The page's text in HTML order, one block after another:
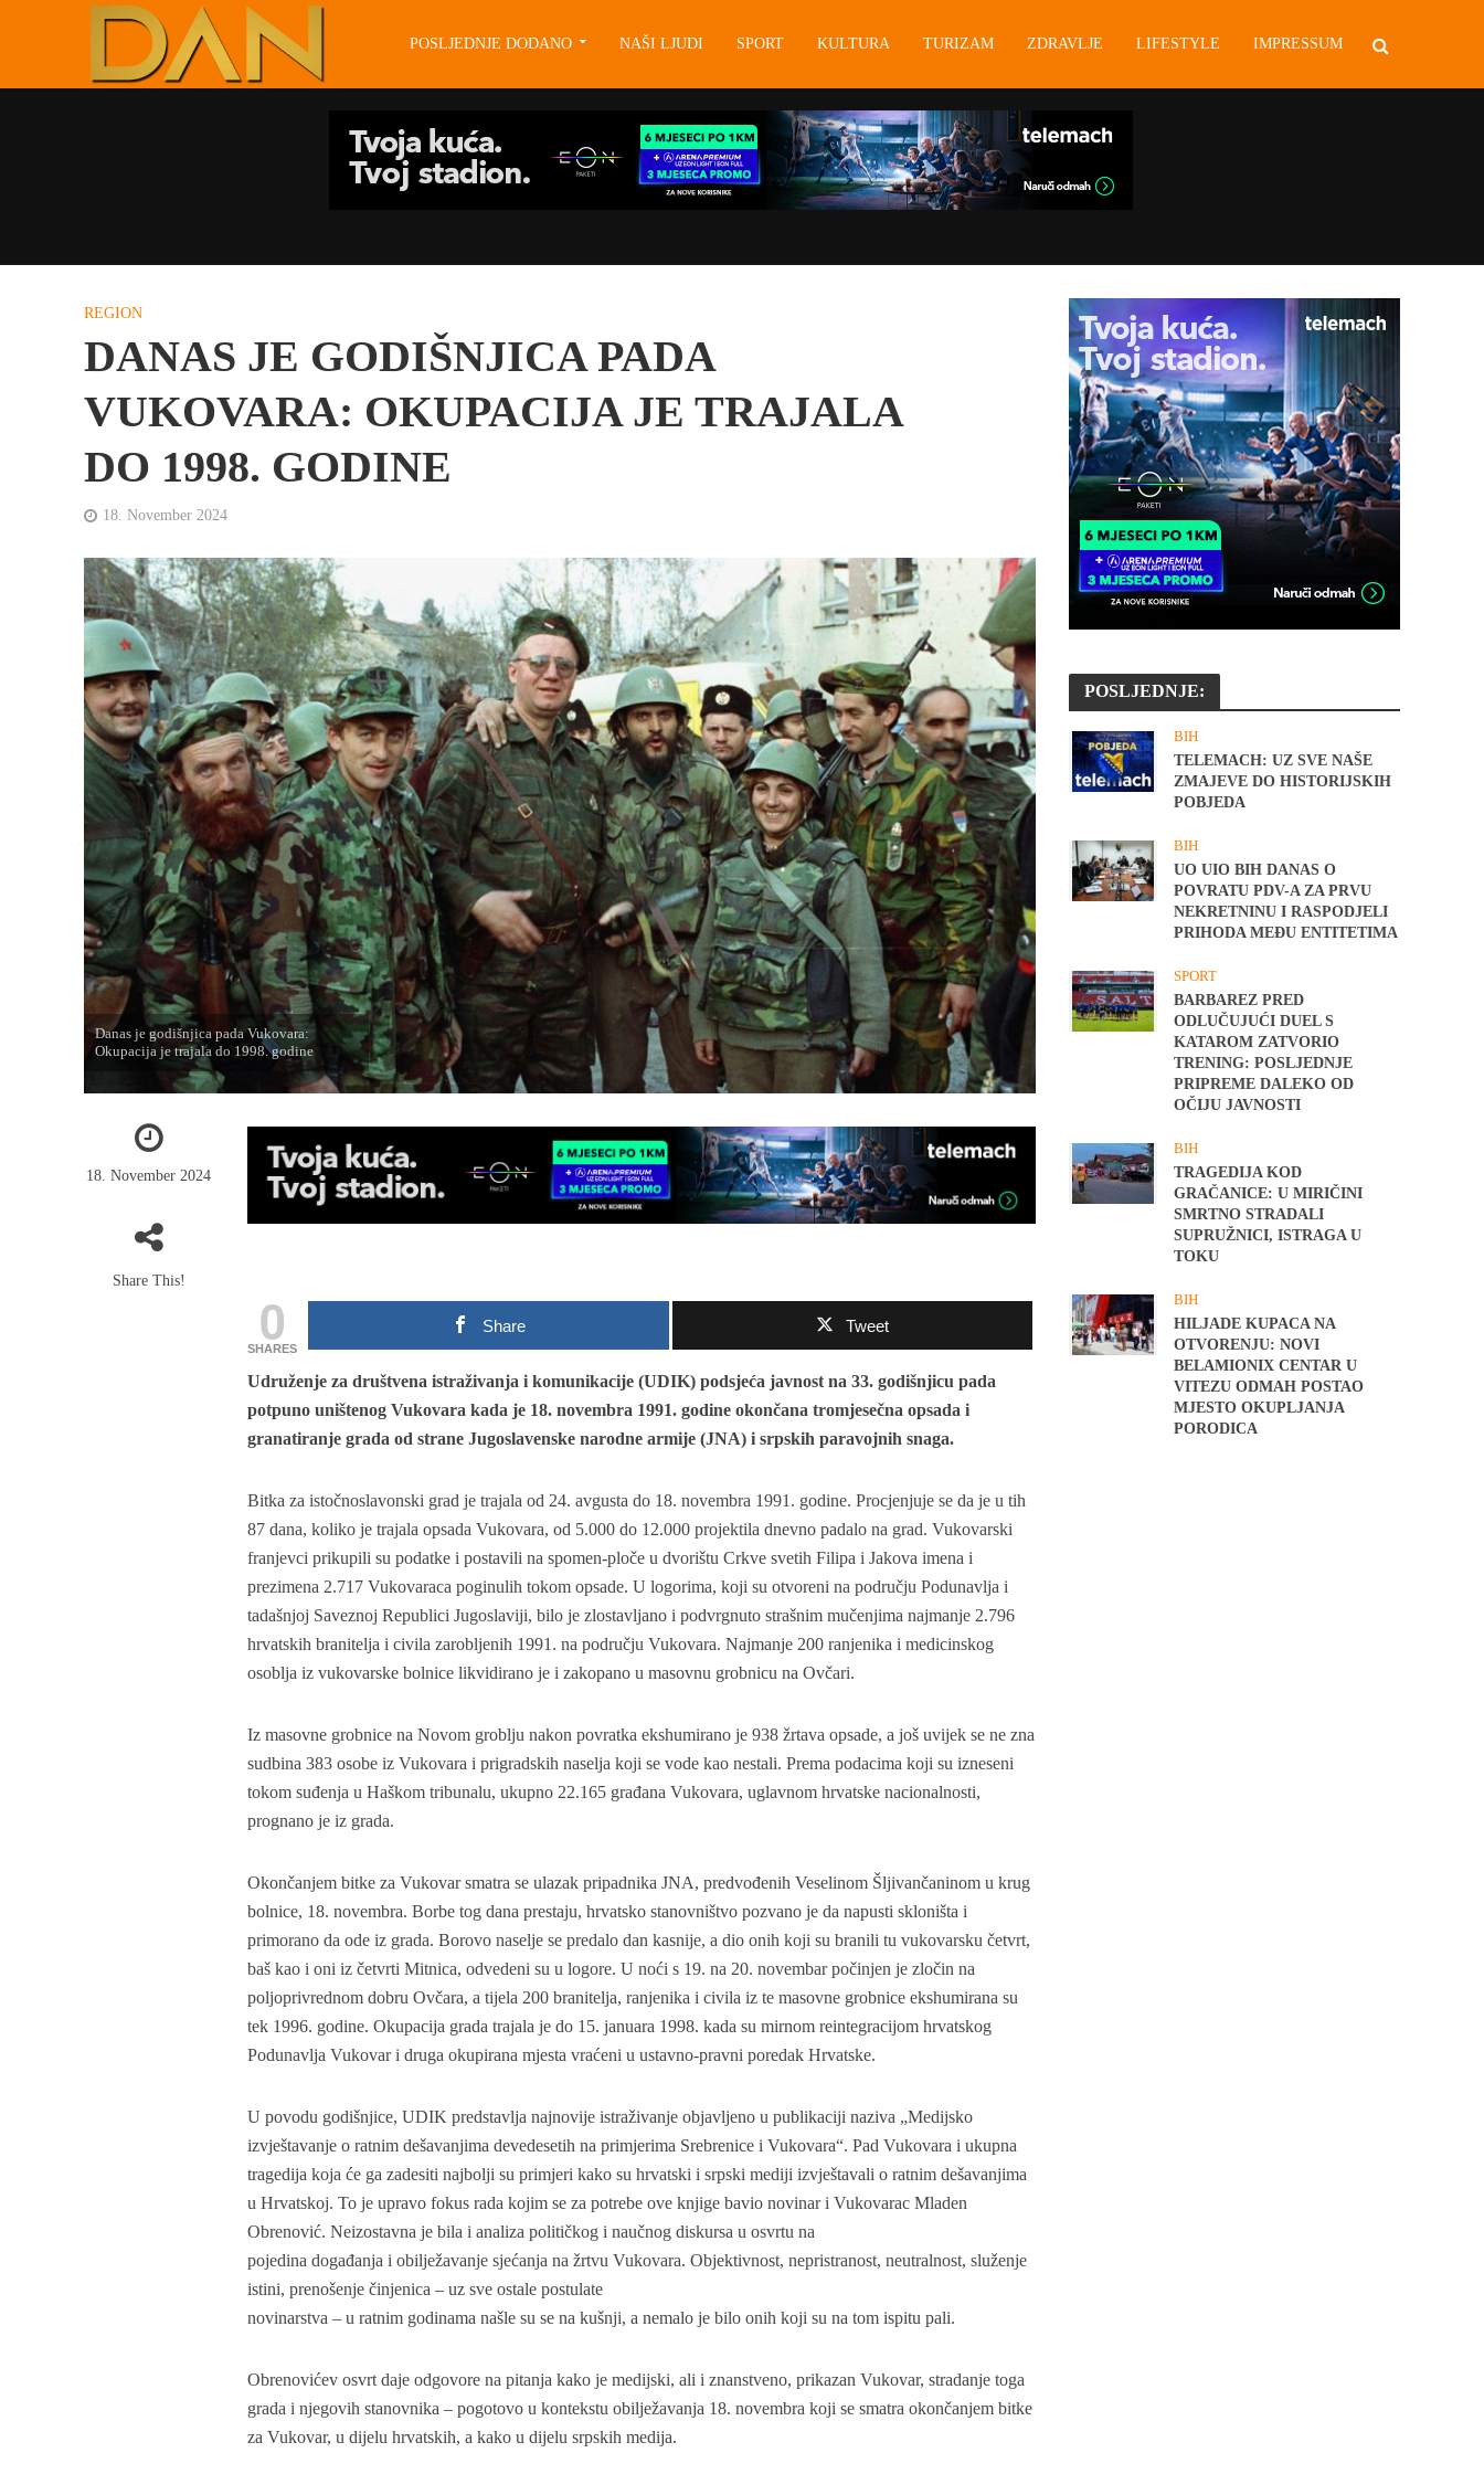
POSLJEDNJE DODANO NAŠI LJUDI SPORT KULTURA TURIZAM ZDRAVLJE LIFESTYLE IMPRESSUM
REGION
DANAS JE GODIŠNJICA PADA
VUKOVARA: OKUPACIJA JE TRAJALA
DO 1998. GODINE
18. November 2024
Danas je godišnjica pada Vukovara:
Okupacija je trajala do 1998. godine
18. November 2024
Share This!
0
SHARES
Share Tweet
Udruženje za društvena istraživanja i komunikacije (UDIK) podsjeća javnost na 33. godišnjicu pada
potpuno uništenog Vukovara kada je 18. novembra 1991. godine okončana tromjesečna opsada i
granatiranje grada od strane Jugoslavenske narodne armije (JNA) i srpskih paravojnih snaga.
Bitka za istočnoslavonski grad je trajala od 24. avgusta do 18. novembra 1991. godine. Procjenjuje se da je u tih
87 dana, koliko je trajala opsada Vukovara, od 5.000 do 12.000 projektila dnevno padalo na grad. Vukovarski
franjevci prikupili su podatke i postavili na spomen-ploče u dvorištu Crkve svetih Filipa i Jakova imena i
prezimena 2.717 Vukovaraca poginulih tokom opsade. U logorima, koji su otvoreni na području Podunavlja i
tadašnjoj Saveznoj Republici Jugoslaviji, bilo je zlostavljano i podvrgnuto strašnim mučenjima najmanje 2.796
hrvatskih branitelja i civila zarobljenih 1991. na području Vukovara. Najmanje 200 ranjenika i medicinskog
osoblja iz vukovarske bolnice likvidirano je i zakopano u masovnu grobnicu na Ovčari.
Iz masovne grobnice na Novom groblju nakon povratka ekshumirano je 938 žrtava opsade, a još uvijek se ne zna
sudbina 383 osobe iz Vukovara i prigradskih naselja koji se vode kao nestali. Prema podacima koji su izneseni
tokom suđenja u Haškom tribunalu, ukupno 22.165 građana Vukovara, uglavnom hrvatske nacionalnosti,
prognano je iz grada.
Okončanjem bitke za Vukovar smatra se ulazak pripadnika JNA, predvođenih Veselinom Šljivančaninom u krug
bolnice, 18. novembra. Borbe tog dana prestaju, hrvatsko stanovništvo pozvano je da napusti skloništa i
primorano da ode iz grada. Borovo naselje se predalo dan kasnije, a dio onih koji su branili tu vukovarsku četvrt,
baš kao i oni iz četvrti Mitnica, odvedeni su u logore. U noći s 19. na 20. novembar počinjen je zločin na
poljoprivrednom dobru Ovčara, a tijela 200 branitelja, ranjenika i civila iz te masovne grobnice ekshumirana su
tek 1996. godine. Okupacija grada trajala je do 15. januara 1998. kada su mirnom reintegracijom hrvatskog
Podunavlja Vukovar i druga okupirana mjesta vraćeni u ustavno-pravni poredak Hrvatske.
U povodu godišnjice, UDIK predstavlja najnovije istraživanje objavljeno u publikaciji naziva „Medijsko
izvještavanje o ratnim dešavanjima devedesetih na primjerima Srebrenice i Vukovara“. Pad Vukovara i ukupna
tragedija koja će ga zadesiti najbolji su primjeri kako su hrvatski i srpski mediji izvještavali o ratnim dešavanjima
u Hrvatskoj. To je upravo fokus rada kojim se za potrebe ove knjige bavio novinar i Vukovarac Mladen
Obrenović. Neizostavna je bila i analiza političkog i naučnog diskursa u osvrtu na
pojedina događanja i obilježavanje sjećanja na žrtvu Vukovara. Objektivnost, nepristranost, neutralnost, služenje
istini, prenošenje činjenica – uz sve ostale postulate
novinarstva – u ratnim godinama našle su se na kušnji, a nemalo je bilo onih koji su na tom ispitu pali.
Obrenovićev osvrt daje odgovore na pitanja kako je medijski, ali i znanstveno, prikazan Vukovar, stradanje toga
grada i njegovih stanovnika – pogotovo u kontekstu obilježavanja 18. novembra koji se smatra okončanjem bitke
za Vukovar, u dijelu hrvatskih, a kako u dijelu srpskih medija.
POSLJEDNJE:
BIH
TELEMACH: UZ SVE NAŠE
ZMAJEVE DO HISTORIJSKIH
POBJEDA
BIH
UO UIO BIH DANAS O
POVRATU PDV-A ZA PRVU
NEKRETNINU I RASPODJELI
PRIHODA MEĐU ENTITETIMA
SPORT
BARBAREZ PRED
ODLUČUJUĆI DUEL S
KATAROM ZATVORIO
TRENING: POSLJEDNJE
PRIPREME DALEKO OD
OČIJU JAVNOSTI
BIH
TRAGEDIJA KOD
GRAČANICE: U MIRIČINI
SMRTNO STRADALI
SUPRUŽNICI, ISTRAGA U
TOKU
BIH
HILJADE KUPACA NA
OTVORENJU: NOVI
BELAMIONIX CENTAR U
VITEZU ODMAH POSTAO
MJESTO OKUPLJANJA
PORODICA